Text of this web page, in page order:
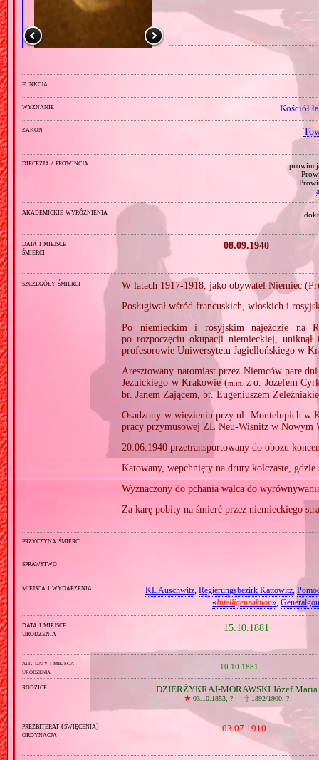
funkcja
wyznanie Kościół
zakon
diecezja / prowincja
akademickie wyróżnienia
data i miejsce
śmierci
08.09.1940
szczegóły śmierci
W latach 1917‐1918, jako obywatel Niemiec
Posługiwał wśród francuskich, włoskich i
Po niemieckim i rosyjskim najeździe na
po rozpoczęciu okupacji niemieckiej,
profesorowie Uniwersytetu Jagiellońskiego w
Aresztowany natomiast przez Niemców parę
Jezuickiego w Krakowie (m.in.
z o. Józefem
br. Janem Zającem, br. Eugeniuszem
Osadzony w więzieniu przy ul. Montelupich w
pracy przymusowej ZL Neu‐Wisnitz w Nowym
20.06.1940 przetransportowany do obozu
Katowany, wepchnięty na druty kolczaste, gdzie
Wyznaczony do pchania walca do
Za karę pobity na śmierć przez niemieckiego
przyczyna śmierci
sprawstwo
miejsca i wydarzenia KL Auschwitz, Regierungsbezirk Kattowitz,
«Intelligenzaktion» ,
data i miejsce
urodzenia
15.10.1881
alt. daty i miejsca
urodzenia
10.10.1881
rodzice DZIERŻYKRAJ-MORAWSKI Józef Maria
🞲 03.10.1853, ? —🕆 1892/1900, ?
prezbiterat (święcenia)
ordynacja
03.07.1910